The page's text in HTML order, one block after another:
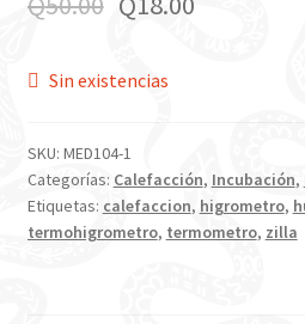
Sin existencias
SKU: MED104-1
Categorías: Calefacción, Incubación,
Etiquetas: calefaccion, higrometro,
termohigrometro, termometro, zilla